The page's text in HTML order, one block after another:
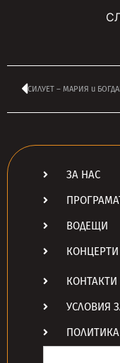
СИЛУЕТ – МАРИЯ и
ЗА НАС
ВОДЕЩИ
КОНЦЕРТИ
КОНТАКТИ
УСЛОВИЯ
Search